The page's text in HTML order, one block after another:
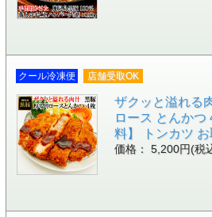
クール冷凍便 店舗受取OK
ザクッと溢れる
ロース とんかつ
料】 トンカツ
価格： 5,200円(税